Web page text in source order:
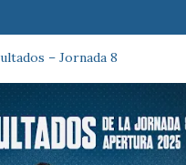
– Jornada 8